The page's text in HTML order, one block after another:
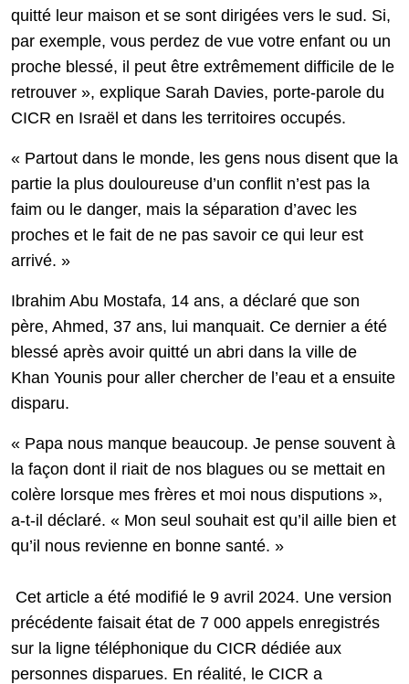
quitté leur maison et se sont dirigées vers le sud. Si,
par exemple, vous perdez de vue votre enfant ou un
proche blessé, il peut être extrêmement difficile de le
retrouver », explique Sarah Davies, porte-parole du
CICR en Israël et dans les territoires occupés.
« Partout dans le monde, les gens nous disent que la
partie la plus douloureuse d’un conflit n’est pas la
faim ou le danger, mais la séparation d’avec les
proches et le fait de ne pas savoir ce qui leur est
arrivé. »
Ibrahim Abu Mostafa, 14 ans, a déclaré que son
père, Ahmed, 37 ans, lui manquait. Ce dernier a été
blessé après avoir quitté un abri dans la ville de
Khan Younis pour aller chercher de l’eau et a ensuite
disparu.
« Papa nous manque beaucoup. Je pense souvent à
la façon dont il riait de nos blagues ou se mettait en
colère lorsque mes frères et moi nous disputions »,
a-t-il déclaré. « Mon seul souhait est qu’il aille bien et
qu’il nous revienne en bonne santé. »
Cet article a été modifié le 9 avril 2024. Une version
précédente faisait état de 7 000 appels enregistrés
sur la ligne téléphonique du CICR dédiée aux
personnes disparues. En réalité, le CICR a